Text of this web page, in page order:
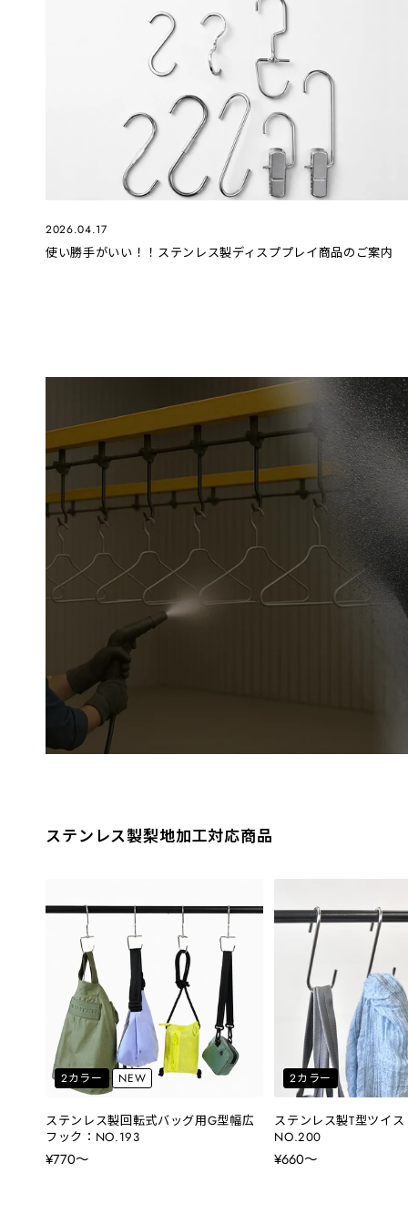
2026.04.17
使い勝手がいい！！ステンレス製ディスププレイ商品のご案内
ステンレス製梨地加工対応商品
2カラー NEW
ステンレス製回転式バッグ用G型幅広
フック：NO.193
¥770〜
2カラー
ステンレス製T型ツイ
NO.200
¥660〜